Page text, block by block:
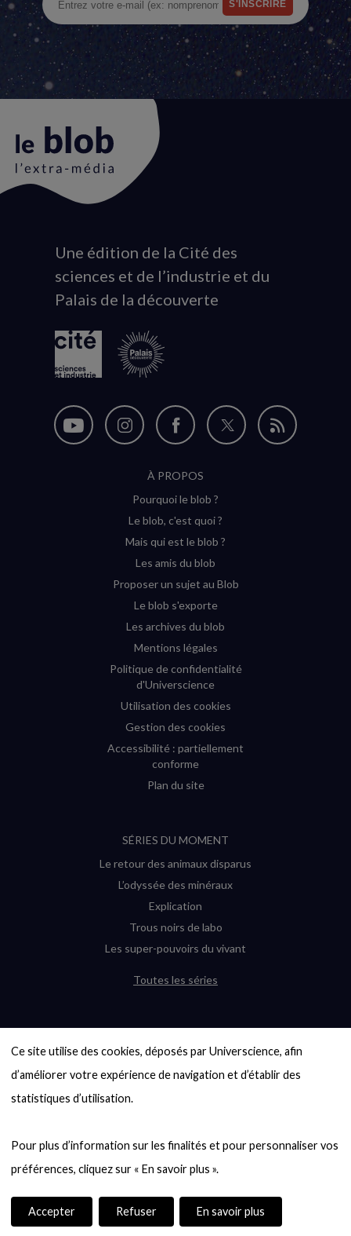
Ce site utilise des cookies, déposés par Universcience, afin
d’améliorer votre expérience de navigation et d’établir des
statistiques d’utilisation.
Pour plus d’information sur les finalités et pour personnaliser vos
Accepter Refuser En savoir plus
Animation
du
logo
Une édition de la Cité des
sciences et de l’industrie et du
Palais de la découverte
Nous
Nous
Instagram
(nouvelle
Nous
sur
Facebook
(nouvelle
Nous
Flux
À PROPOS
Pourquoi le blob ?
Le blob, c'est quoi ?
Mais qui est le blob ?
Les amis du blob
Proposer un sujet au Blob
Le blob s'exporte
Les archives du blob
Mentions légales
Politique de confidentialité
d'Universcience
Utilisation des cookies
Gestion des cookies
Accessibilité : partiellement
conforme
Plan du site
SÉRIES DU MOMENT
Le retour des animaux disparus
L’odyssée des minéraux
Explication
Trous noirs de labo
Les super-pouvoirs du vivant
Toutes les séries
6000 exoplanètes, et pas de « Terre »
en vue ?
Quel avenir pour les cryptos ?
Entre mathématiques et politique : la
quête d’un vote équitable
casse-tête